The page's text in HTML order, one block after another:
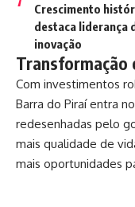
Crescimento
destaca liderança
inovação
Transformação
Com investimentos
Barra do Piraí entra
redesenhadas pelo
mais qualidade de
mais oportunidades